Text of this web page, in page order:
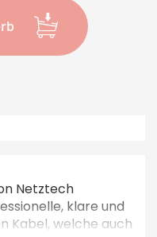
Netztech
klare und
Kabel, welche auch